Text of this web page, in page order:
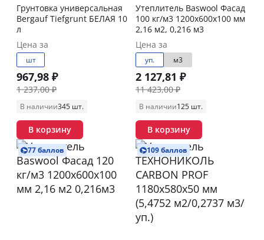
Грунтовка универсальная
Bergauf Tiefgrunt БЕЛАЯ 10
л
Цена за
шт
967,98 ₽
1 237,00 ₽
В наличии345 шт.
В корзину
Утеплитель Baswool Фасад
100 кг/м3 1200х600х100 мм
2,16 м2, 0,216 м3
Цена за
уп. м3
2 127,81 ₽
11 423,00 ₽
В наличии125 шт.
В корзину
77 баллов 109 баллов